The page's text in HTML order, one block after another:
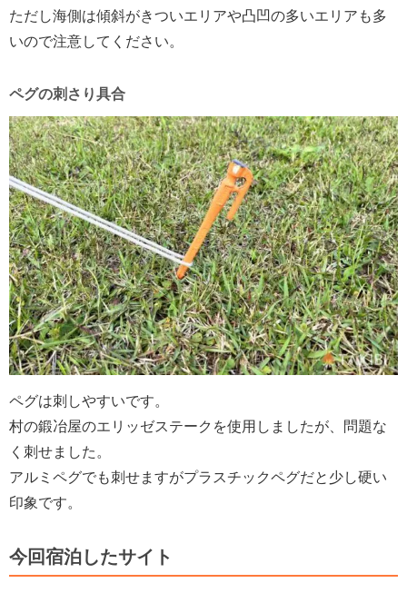
ただし海側は傾斜がきついエリアや凸凹の多いエリアも多
いので注意してください。
ペグの刺さり具合
ペグは刺しやすいです。
村の鍛冶屋のエリッゼステークを使用しましたが、問題な
く刺せました。
アルミペグでも刺せますがプラスチックペグだと少し硬い
印象です。
今回宿泊したサイト